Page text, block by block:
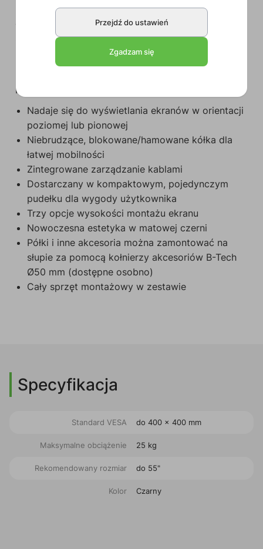
kołnierzem, umożliwiając montaż dodatkowych
akcesoriów, takich jak półki czy listwy wideo, jeśli
zajdzie taka potrzeba.
Kluczowe cechy produktu:
Nadaje się do wyświetlania ekranów w orientacji
poziomej lub pionowej
Niebrudzące, blokowane/hamowane kółka dla
łatwej mobilności
Zintegrowane zarządzanie kablami
Dostarczany w kompaktowym, pojedynczym
pudełku dla wygody użytkownika
Trzy opcje wysokości montażu ekranu
Nowoczesna estetyka w matowej czerni
Półki i inne akcesoria można zamontować na
słupie za pomocą kołnierzy akcesoriów B-Tech
Ø50 mm (dostępne osobno)
Cały sprzęt montażowy w zestawie
Specyfikacja
Standard VESA do 400 x 400 mm
Maksymalne obciążenie 25 kg
Rekomendowany rozmiar do 55"
Kolor Czarny
Przejdź do ustawień
Zgadzam się